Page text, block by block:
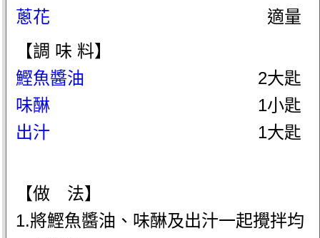
蔥花
適量
【調 味 料】
鰹魚醬油
2大匙
味醂
1小匙
出汁
1大匙
【做 法】
1.將鰹魚醬油、味醂及出汁一起攪拌均